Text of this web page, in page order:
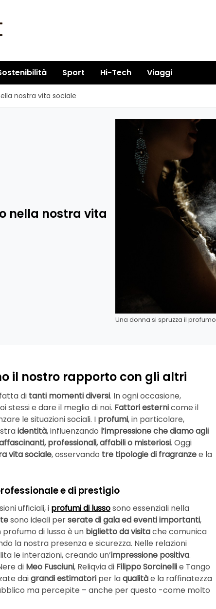
Sport Hi-Tech Viaggi
nostra vita sociale
nella nostra vita
Una donna si spruzza il profumo
il nostro rapporto con gli altri
di tanti momenti diversi. In ogni occasione,
stessi e dare il meglio di noi. Fattori esternicome il
le situazioni sociali. I profumi, in particolare,
identità, influenzando l’impressione che diamo agli
professionali, affabili o misteriosi. Oggi
vita sociale, osservando tre tipologie di fragranzee la
e di prestigio
ufficiali, i profumi di lussosono essenziali nella
sono ideali perserate di gala ed eventi importanti,
di lusso è un biglietto da visitache comunica
la nostra presenza e sicurezza. Nelle relazioni
le interazioni, creando un’impressione positiva.
di Meo Fusciuni, Reliqvia di Filippo Sorcinellie Tango
daigrandi estimatori per laqualitàe la raffinatezza
ma percepite – anche per questo -come molto